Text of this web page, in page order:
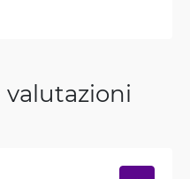
valutazioni